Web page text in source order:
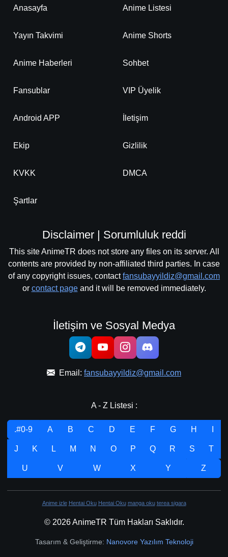
Anasayfa Anime Listesi
Yayın Takvimi Anime Shorts
Anime Haberleri Sohbet
Fansublar VIP Üyelik
Android APP İletişim
Ekip Gizlilik
KVKK DMCA
Şartlar
Disclaimer | Sorumluluk reddi
This site AnimeTR does not store any files on its server. All
contents are provided by non-affiliated third parties. In case
of any copyright issues, contactfansubayyildiz@gmail.com
or contact pageand it will be removed immediately.
İletişim ve Sosyal Medya
Email: fansubayyildiz@gmail.com
A - Z Listesi :
.#0-9 A B C D E F G H
J K L M N O P Q R S T
U V W X Y Z
Anime izle Hentai Oku Hentai Oku manga oku terea sigara
© 2026 AnimeTR Tüm Hakları Saklıdır.
Tasarım & Geliştirme: Nanovore Yazılım Teknoloji